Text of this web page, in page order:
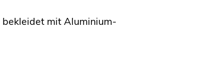
bekleidet mit Aluminium-